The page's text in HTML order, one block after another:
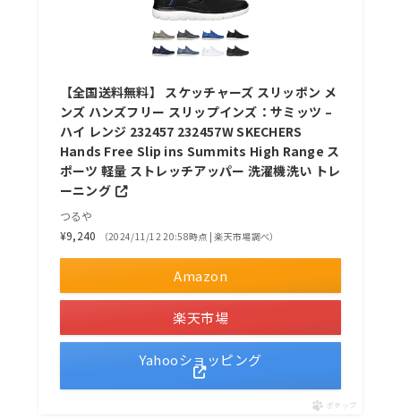
【全国送料無料】 スケッチャーズ スリッポン メ
ンズ ハンズフリー スリップインズ：サミッツ –
ハイ レンジ 232457 232457W SKECHERS
Hands Free Slip ins Summits High Range ス
ポーツ 軽量 ストレッチアッパー 洗濯機洗い トレ
ーニング
つるや
¥9,240
（2024/11/12 20:58時点 | 楽天市場調べ）
Amazon
楽天市場
Yahooショッピング
ポチップ